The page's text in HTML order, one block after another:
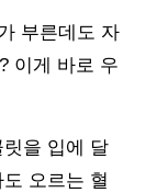
부른데도 자
이게 바로 우
을 입에 달
오르는 혈